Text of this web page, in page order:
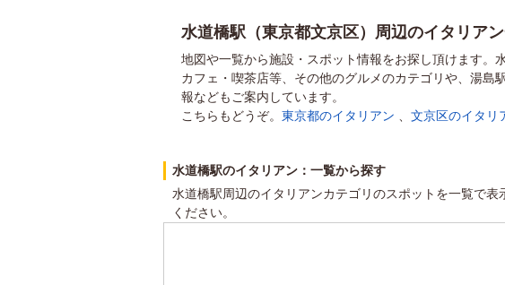
水道橋駅（東京都文京区）周辺のイタリア
地図や一覧から施設・スポット情報をお探し頂けます。
カフェ・喫茶店等、その他のグルメのカテゴリや、湯島
報などもご案内しています。
こちらもどうぞ。 東京都のイタリアン 文京区のイタリ
水道橋駅のイタリアン：一覧から探す
水道橋駅周辺のイタリアンカテゴリのスポットを一覧で
ください。